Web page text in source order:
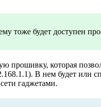
тоже будет доступен
прошивку, которая
В нем будет или
гаджетами.